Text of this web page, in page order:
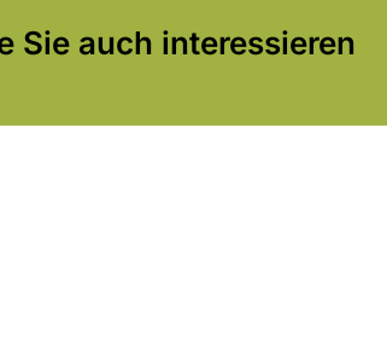
Sie auch interessieren